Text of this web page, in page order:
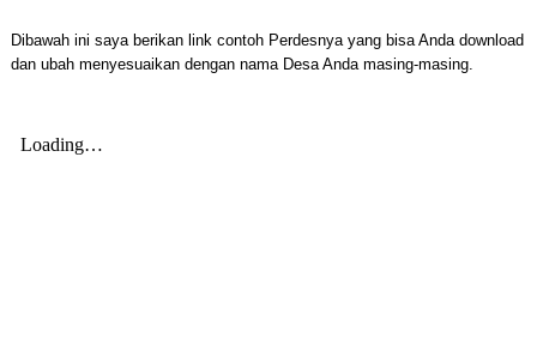
Dibawah ini saya berikan link contoh Perdesnya yang bisa Anda download
dan ubah menyesuaikan dengan nama Desa Anda masing-masing.